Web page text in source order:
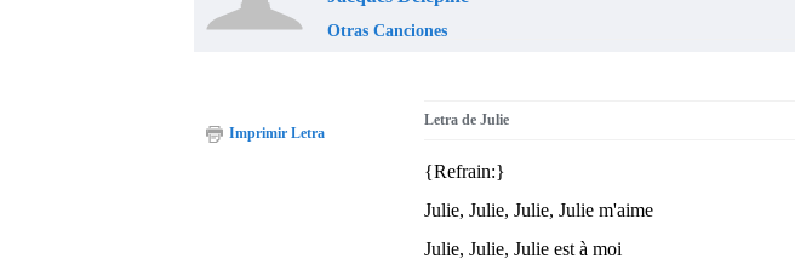
Otras Canciones
Letra de Julie
{Refrain:}
Julie, Julie, Julie, Julie m'aime
Julie, Julie, Julie est à moi
Imprimir Letra